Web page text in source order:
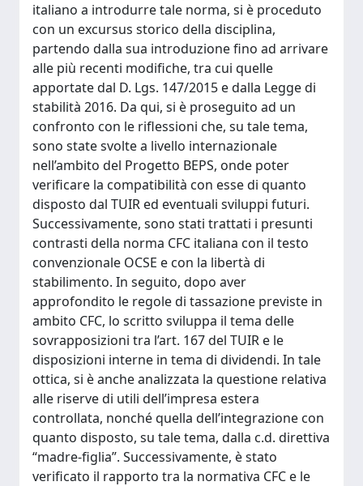
italiano a introdurre tale norma, si è proceduto
con un excursus storico della disciplina,
partendo dalla sua introduzione fino ad arrivare
alle più recenti modifiche, tra cui quelle
apportate dal D. Lgs. 147/2015 e dalla Legge di
stabilità 2016. Da qui, si è proseguito ad un
confronto con le riflessioni che, su tale tema,
sono state svolte a livello internazionale
nell’ambito del Progetto BEPS, onde poter
verificare la compatibilità con esse di quanto
disposto dal TUIR ed eventuali sviluppi futuri.
Successivamente, sono stati trattati i presunti
contrasti della norma CFC italiana con il testo
convenzionale OCSE e con la libertà di
stabilimento. In seguito, dopo aver
approfondito le regole di tassazione previste in
ambito CFC, lo scritto sviluppa il tema delle
sovrapposizioni tra l’art. 167 del TUIR e le
disposizioni interne in tema di dividendi. In tale
ottica, si è anche analizzata la questione relativa
alle riserve di utili dell’impresa estera
controllata, nonché quella dell’integrazione con
quanto disposto, su tale tema, dalla c.d. direttiva
“madre-figlia”. Successivamente, è stato
verificato il rapporto tra la normativa CFC e le